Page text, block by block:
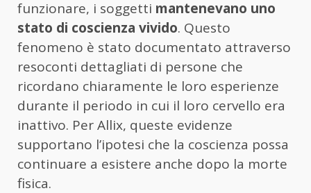
funzionare, i soggetti mantenevano uno
stato di coscienza vivido. Questo
fenomeno è stato documentato attraverso
resoconti dettagliati di persone che
ricordano chiaramente le loro esperienze
durante il periodo in cui il loro cervello era
inattivo. Per Allix, queste evidenze
supportano l’ipotesi che la coscienza possa
continuare a esistere anche dopo la morte
fisica.